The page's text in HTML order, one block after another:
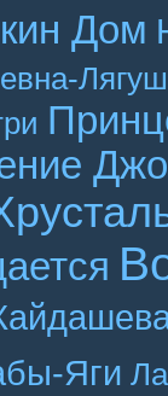
Дом
Яги